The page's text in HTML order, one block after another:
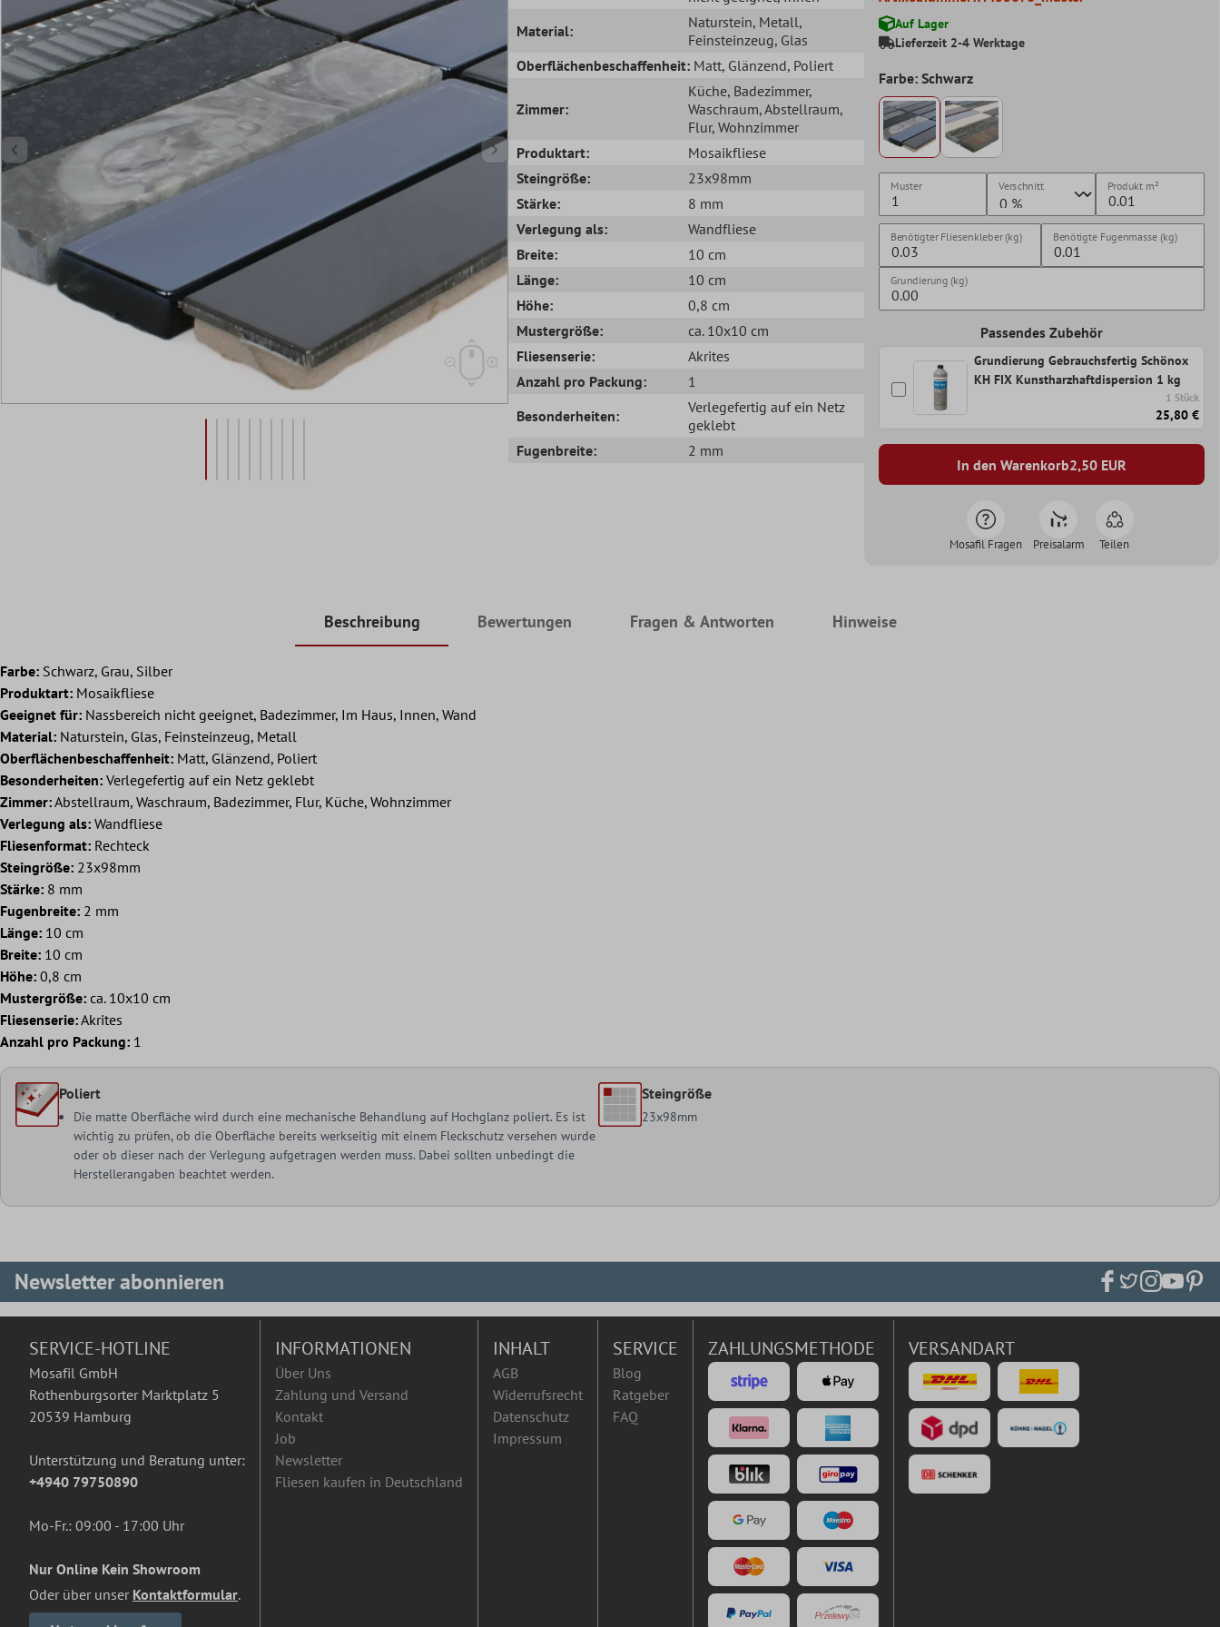
Material:
Naturstein, Metall,
Feinsteinzeug, Glas
Oberflächenbeschaffenheit: Matt, Glänzend, Poliert
Zimmer:
Küche, Badezimmer,
Waschraum, Abstellraum,
Flur, Wohnzimmer
Produktart:
Mosaikfliese
Steingröße:
23x98mm
Stärke:
8 mm
Verlegung als:
Wandfliese
Breite:
10 cm
Länge:
10 cm
Höhe:
0,8 cm
Mustergröße:
ca. 10x10 cm
Fliesenserie:
Akrites
Anzahl pro Packung:
1
Besonderheiten:
Verlegefertig auf ein Netz
geklebt
Fugenbreite:
2 mm
Auf Lager
Lieferzeit 2-4 Werktage
Farbe: Schwarz
Muster Verschnitt Produkt m²
Benötigter Fliesenkleber (kg) Benötigte Fugenmasse (kg)
Grundierung (kg)
Passendes Zubehör
Grundierung Gebrauchsfertig Schönox
KH FIX Kunstharzhaftdispersion 1 kg
1 Stück
25,80 €
In den Warenkorb2,50EUR
Mosafil Fragen Preisalarm Teilen
Beschreibung Bewertungen Fragen & Antworten Hinweise
Farbe: Schwarz, Grau, Silber
Produktart: Mosaikfliese
Geeignet für: Nassbereich nicht geeignet, Badezimmer, Im Haus, Innen, Wand
Material: Naturstein, Glas, Feinsteinzeug, Metall
Oberflächenbeschaffenheit: Matt, Glänzend, Poliert
Besonderheiten: Verlegefertig auf ein Netz geklebt
Zimmer:Abstellraum, Waschraum, Badezimmer, Flur, Küche, Wohnzimmer
Verlegung als: Wandfliese
Fliesenformat: Rechteck
Steingröße: 23x98mm
Stärke: 8 mm
Fugenbreite: 2 mm
Länge: 10 cm
Breite: 10 cm
Höhe: 0,8 cm
Mustergröße: ca. 10x10 cm
Fliesenserie:Akrites
Anzahl pro Packung: 1
Poliert
Die matte Oberfläche wird durch eine mechanische Behandlung auf Hochglanz poliert. Es ist
wichtig zu prüfen, ob die Oberfläche bereits werkseitig mit einem Fleckschutz versehen wurde
oder ob dieser nach der Verlegung aufgetragen werden muss. Dabei sollten unbedingt die
Herstellerangaben beachtet werden.
Steingröße
23x98mm
Newsletter abonnieren
SERVICE-HOTLINE
Mosafil GmbH
Rothenburgsorter Marktplatz 5
20539 Hamburg
Unterstützung und Beratung unter:
+4940 79750890
Mo-Fr.: 09:00 - 17:00 Uhr
Nur Online Kein Showroom
Oder über unser Kontaktformular.
INFORMATIONEN
Über Uns
Zahlung und Versand
Kontakt
Job
Newsletter
Fliesen kaufen in Deutschland
INHALT
AGB
Widerrufsrecht
Datenschutz
Impressum
SERVICE
Blog
Ratgeber
FAQ
ZAHLUNGSMETHODE VERSANDART